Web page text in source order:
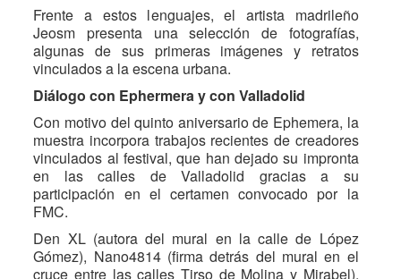
Frente a estos lenguajes, el artista madrileño
Jeosm presenta una selección de fotografías,
algunas de sus primeras imágenes y retratos
vinculados a la escena urbana.
Diálogo con Ephermera y con Valladolid
Con motivo del quinto aniversario de Ephemera, la
muestra incorpora trabajos recientes de creadores
vinculados al festival, que han dejado su impronta
en las calles de Valladolid gracias a su
participación en el certamen convocado por la
FMC.
Den XL (autora del mural en la calle de López
Gómez), Nano4814 (firma detrás del mural en el
cruce entre las calles Tirso de Molina y Mirabel),